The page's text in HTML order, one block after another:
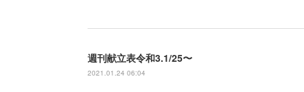
週刊献立表令和3.1/25〜
2021.01.24 06:04